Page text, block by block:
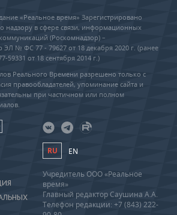
«Реальное время» Зарегистрировано
надзору в сфере связи, информационных
(Роскомнадзор) –
№ ФС 77 - 79627 от 18 декабря 2020 г. (ранее
59331 от 18 сентября 2014 г.)
Реального Времени разрешено только с
правообладателей, упоминание сайта и
при частичном или полном
RU EN
Учредитель ООО «Реальное
время»
Главный редактор Саушина А.А.
Телефон редакции: +7 (843) 222-